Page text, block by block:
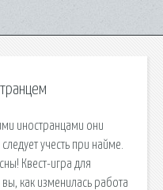
иностранцами они
учесть при найме.
Квест-игра для
как изменилась работа